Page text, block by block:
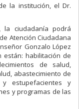
la institución, el Dr.
la ciudadanía podrá
Atención Ciudadana
Gonzalo López
están: habilitación de
de salud,
abastecimiento de
y estupefacientes y
y programas de las